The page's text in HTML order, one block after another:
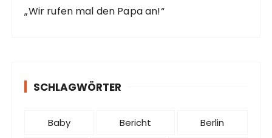
„Wir rufen mal den Papa an!“
SCHLAGWÖRTER
Baby Bericht Berlin